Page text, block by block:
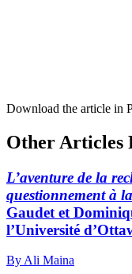
Download the article in
Other Articles
L’aventure de la
questionnement à
Gaudet et
l’Université
By Ali Maina